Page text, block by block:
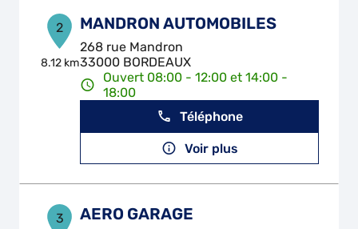
2
8.12 km
MANDRON AUTOMOBILES
268 rue Mandron
33000 BORDEAUX
Ouvert 08:00 - 12:00 et 14:00 -
18:00
Téléphone
Voir plus
3 AERO GARAGE